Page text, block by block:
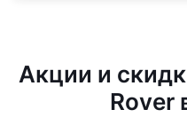
Акции и
Rover